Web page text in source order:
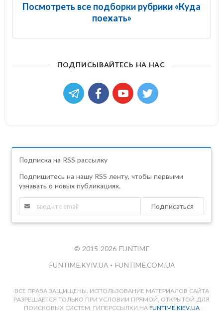
Посмотреть все подборки рубрики «Куда
поехать»
ПОДПИСЫВАЙТЕСЬ НА НАС
Подписка на RSS рассылку
Подпишитесь на нашу RSS ленту, чтобы первыми
узнавать о новых публикациях.
Подписаться
© 2015-2026 FUNTIME
FUNTIME.KYIV.UA • FUNTIME.COM.UA
ВСЕ ПРАВА ЗАЩИЩЕНЫ. ИСПОЛЬЗОВАНИЕ МАТЕРИАЛОВ САЙТА
РАЗРЕШАЕТСЯ ТОЛЬКО ПРИ УСЛОВИИ ПРЯМОЙ, ОТКРЫТОЙ ДЛЯ
ПОИСКОВЫХ СИСТЕМ, ГИПЕРССЫЛКИ НА FUNTIME.KIEV.UA